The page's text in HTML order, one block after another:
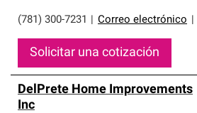
(781) 300-7231 Correo electrónico
Solicitar una cotización
DelPrete Home Improvements
Inc